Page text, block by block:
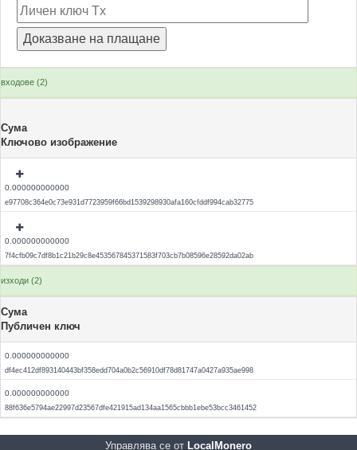
входове (2)
Сума
Ключово изображение
0.000000000000
e97708c364e0c73e931d7723959f66bd1539298930afa160cfddf994cab32775
0.000000000000
7f4cfb09c7df8b1c21b29c8e453567845371583f703cb7b08596e28592da02ab
изходи (2)
Сума
Публичен ключ
0.000000000000
df4ec412df893140443bf358edd704a0b2c56910df78d81747a0427a935ae998
0.000000000000
88f636e5794ae22997d23567dfe421915ad134aa1565cbbb1ebe53bcc3461452
Управлява се от LocalMonero